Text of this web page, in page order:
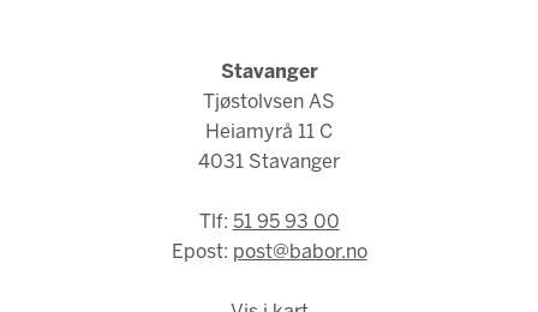
Stavanger
Tjøstolvsen AS
Heiamyrå 11 C
4031 Stavanger
Tlf: 51 95 93 00
Epost: post@babor.no